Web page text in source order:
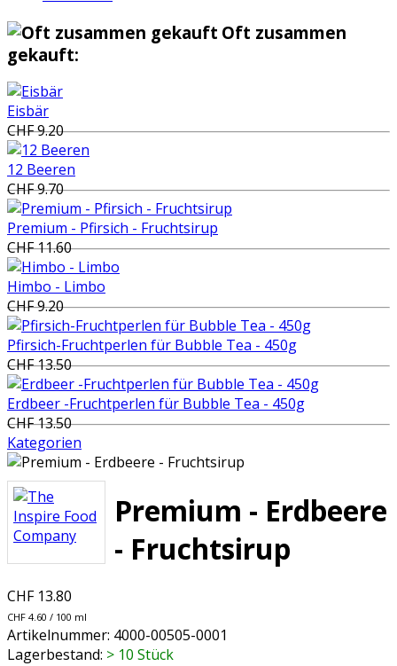
Oft zusammen
gekauft:
Eisbär
CHF 9.20
12 Beeren
CHF 9.70
Premium - Pfirsich - Fruchtsirup
CHF 11.60
Himbo - Limbo
CHF 9.20
Pfirsich-Fruchtperlen für Bubble Tea - 450g
CHF 13.50
Erdbeer -Fruchtperlen für Bubble Tea - 450g
CHF 13.50
Kategorien
Premium - Erdbeere
- Fruchtsirup
CHF 13.80
CHF 4.60 / 100 ml
Artikelnummer: 4000-00505-0001
Lagerbestand: > 10 Stück